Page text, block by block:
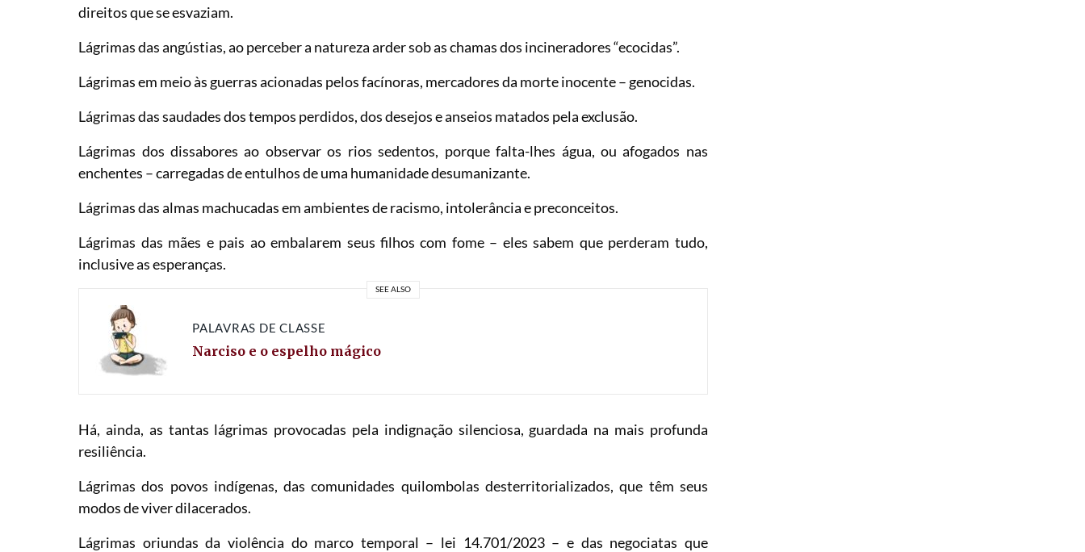
direitos que se esvaziam.
Lágrimas das angústias, ao perceber a natureza arder sob as chamas dos incineradores “ecocidas”.
Lágrimas em meio às guerras acionadas pelos facínoras, mercadores da morte inocente – genocidas.
Lágrimas das saudades dos tempos perdidos, dos desejos e anseios matados pela exclusão.
Lágrimas dos dissabores ao observar os rios sedentos, porque falta-lhes água, ou afogados nas
enchentes – carregadas de entulhos de uma humanidade desumanizante.
Lágrimas das almas machucadas em ambientes de racismo, intolerância e preconceitos.
Lágrimas das mães e pais ao embalarem seus filhos com fome – eles sabem que perderam tudo,
inclusive as esperanças.
SEE ALSO
PALAVRAS DE CLASSE
Narciso e o espelho mágico
Há, ainda, as tantas lágrimas provocadas pela indignação silenciosa, guardada na mais profunda
resiliência.
Lágrimas dos povos indígenas, das comunidades quilombolas desterritorializados, que têm seus
modos de viver dilacerados.
Lágrimas oriundas da violência do marco temporal – lei 14.701/2023 – e das negociatas que